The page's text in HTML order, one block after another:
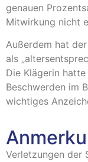
genauen
Mitwirkung nicht
Außerdem hat
als
Die Klägerin
Beschwerden im
wichtiges
Verletzungen der